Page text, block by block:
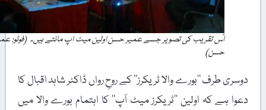
اُس تقریب کی تصویر جسے عمیر حسن اولین میٹ اپ مانتے ہیں۔ (فوٹو: عمیر
حسن)
دوسری طرف ’’بورے والا ٹریکرز‘‘ کے روحِ رواں ڈاکٹر شاہد اقبال کا
دعوا ہے کہ اولین ’’ٹریکرز میٹ اَپ‘‘ کا اہتمام بورے والا میں